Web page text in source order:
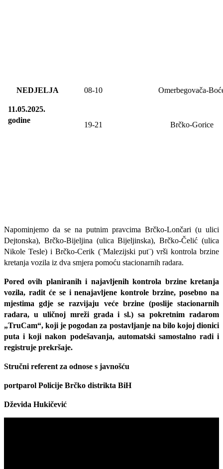
NEDJELJA
11.05.2025.
godine
08-10 Omerbegovača-
19-21 Brčko-Gorice
Napominjemo da se na putnim pravcima Brčko-Lončari (u ulici
Dejtonska), Brčko-Bijeljina (ulica Bijeljinska), Brčko-Čelić (ulica
Nikole Tesle) i Brčko-Cerik (¨Malezijski put¨) vrši kontrola brzine
kretanja vozila iz dva smjera pomoću stacionarnih radara.
Pored ovih planiranih i najavljenih kontrola brzine kretanja
vozila, radit će se i nenajavljene kontrole brzine, posebno na
mjestima gdje se razvijaju veće brzine (poslije stacionarnih
radara, u uličnoj mreži grada i sl.) sa pokretnim radarom
„TruCam“, koji je pogodan za postavljanje na bilo kojoj dionici
puta i koji nakon podešavanja, automatski samostalno radi i
registruje prekršaje.
Stručni referent za odnose s javnošću
portparol Policije Brčko distrikta BiH
Dževida Hukičević